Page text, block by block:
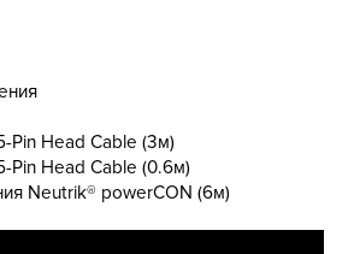
Pin Head Cable (3м)
Pin Head Cable (0.6м)
Neutrik® powerCON (6м)